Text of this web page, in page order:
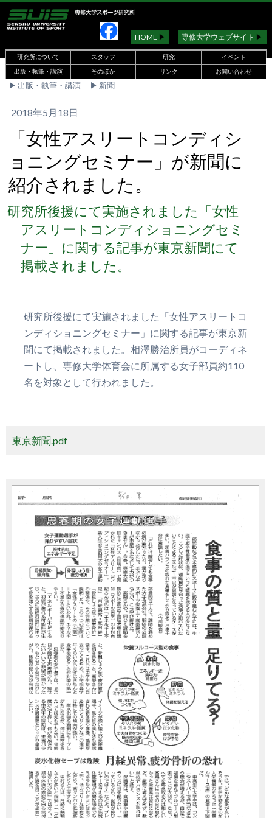
HOME ▶︎ 専修大学ウェブサイト ▶︎
研究所について スタッフ 研究
イベント
出版・執筆・講演
そのほか リンク お問い合わせ
▶︎ 出版・執筆・講演 ▶︎ 新聞
2018年5月18日
「女性アスリートコンディシ
ョニングセミナー」が新聞に
紹介されました。
研究所後援にて実施されました「女性
アスリートコンディショニングセミ
ナー」に関する記事が東京新聞にて
掲載されました。
研究所後援にて実施されました「女性アスリートコ
ンディショニングセミナー」に関する記事が東京新
聞にて掲載されました。相澤勝治所員がコーディネ
ートし、専修大学体育会に所属する女子部員約110
名を対象として行われました。
東京新聞.pdf